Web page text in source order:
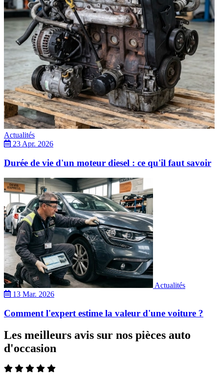
Actualités
23 Apr. 2026
Durée de vie d'un moteur diesel : ce qu'il faut savoir
Actualités
13 Mar. 2026
Comment l'expert estime la valeur d'une voiture ?
Les meilleurs avis sur nos pièces auto
d'occasion